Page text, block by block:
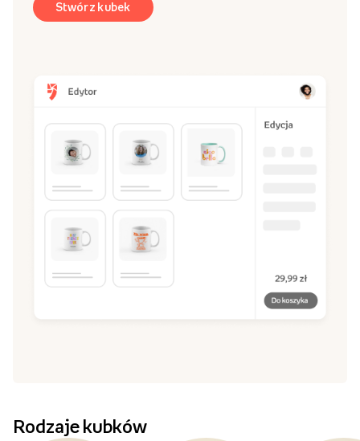
Stwórz kubek
Rodzaje kubków